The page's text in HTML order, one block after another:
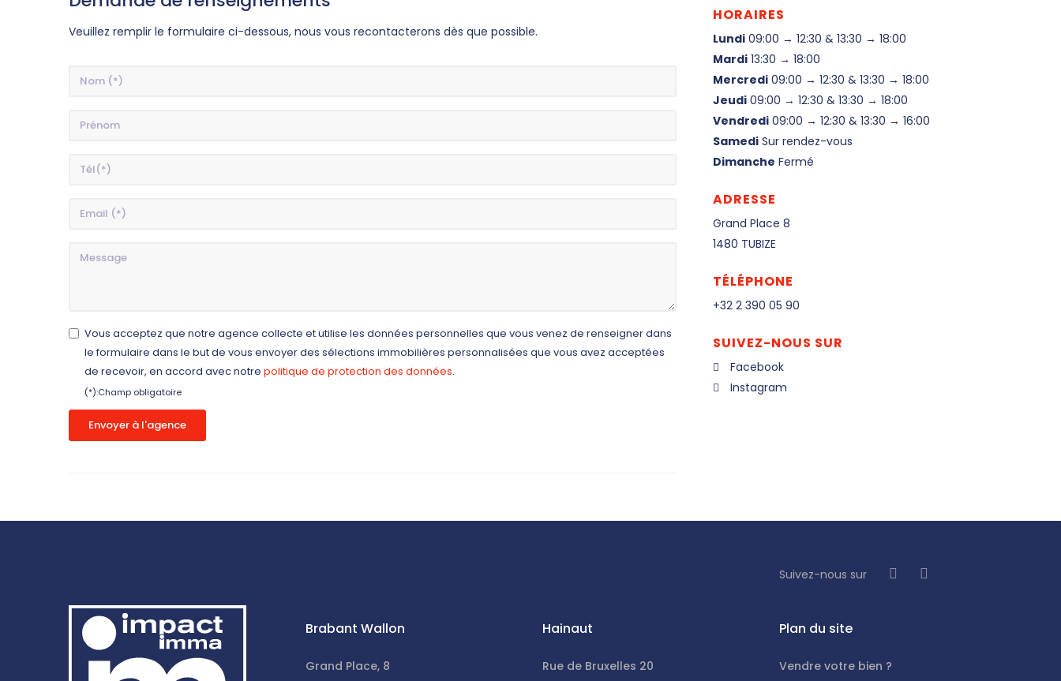
Veuillez remplir le formulaire ci-dessous, nous vous recontacterons dès que possible.
Vous acceptez que notre agence collecte et utilise les données personnelles que vous venez de renseigner dans
le formulaire dans le but de vous envoyer des sélections immobilières personnalisées que vous avez acceptées
de recevoir, en accord avec notre politique de protection des données.
(*):Champ obligatoire
Envoyer à l'agence
HORAIRES
Lundi 09:00 → 12:30 & 13:30 → 18:00
Mardi 13:30 → 18:00
Mercredi 09:00 → 12:30 & 13:30 → 18:00
Jeudi 09:00 → 12:30 & 13:30 → 18:00
Vendredi 09:00 → 12:30 & 13:30 → 16:00
Samedi Sur rendez-vous
Dimanche Fermé
ADRESSE
Grand Place 8
1480 TUBIZE
TÉLÉPHONE
+32 2 390 05 90
SUIVEZ-NOUS SUR
Facebook
Instagram
Suivez-nous sur
Brabant Wallon
Grand Place, 8
Hainaut
Rue de Bruxelles 20
Plan du site
Vendre votre bien ?